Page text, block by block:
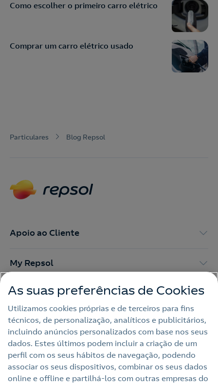
Como escolher o primeiro carro elétrico
Comprar um carro elétrico usado
Particulares Blog Repsol
Apoio ao Cliente
My Repsol
Outras Energias
Links Úteis
Nota legal
Política de privacidade
As suas preferências de Cookies
Utilizamos cookies próprias e de terceiros para fins
técnicos, de personalização, analíticos e publicitários,
incluindo anúncios personalizados com base nos seus
dados. Estes últimos podem incluir a criação de um
perfil com os seus hábitos de navegação, podendo
associar os seus dispositivos, combinar os seus dados
online e offline e partilhá‑los com outras empresas do